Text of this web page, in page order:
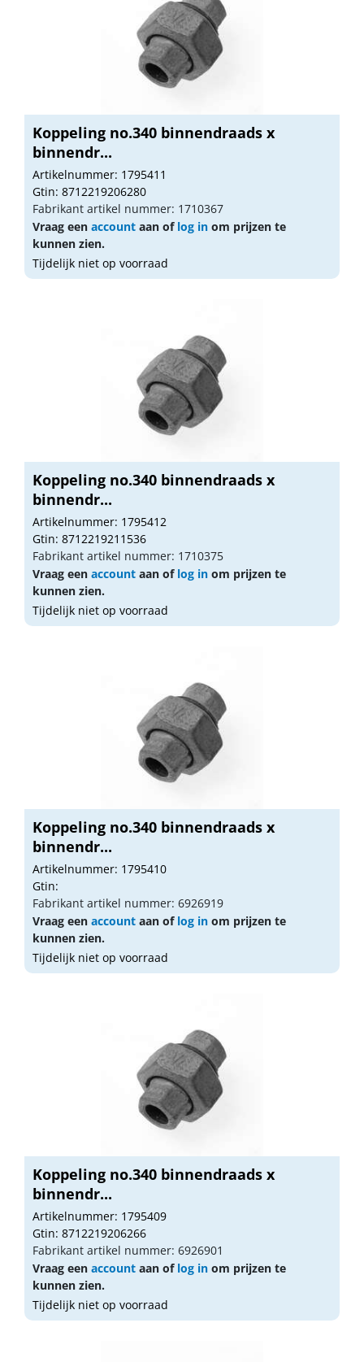
Koppeling no.340 binnendraads x
binnendr...
Artikelnummer: 1795411
Gtin: 8712219206280
Fabrikant artikel nummer: 1710367
Vraag een account aan of log in om prijzen te
kunnen zien.
Tijdelijk niet op voorraad
Koppeling no.340 binnendraads x
binnendr...
Artikelnummer: 1795412
Gtin: 8712219211536
Fabrikant artikel nummer: 1710375
Vraag een account aan of log in om prijzen te
kunnen zien.
Tijdelijk niet op voorraad
Koppeling no.340 binnendraads x
binnendr...
Artikelnummer: 1795410
Gtin:
Fabrikant artikel nummer: 6926919
Vraag een account aan of log in om prijzen te
kunnen zien.
Tijdelijk niet op voorraad
Koppeling no.340 binnendraads x
binnendr...
Artikelnummer: 1795409
Gtin: 8712219206266
Fabrikant artikel nummer: 6926901
Vraag een account aan of log in om prijzen te
kunnen zien.
Tijdelijk niet op voorraad